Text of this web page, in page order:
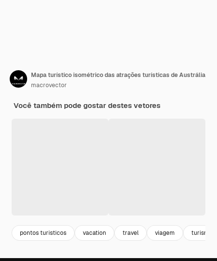
Mapa turístico isométrico das atrações turísticas de Austrália
macrovector
Você também pode gostar destes vetores
pontos turisticos vacation travel viagem turismo